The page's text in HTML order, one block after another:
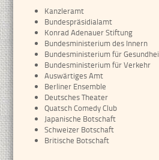
Kanzleramt
Bundespräsidialamt
Konrad Adenauer Stiftung
Bundesministerium des Innern
Bundesministerium für
Bundesministerium für Verkehr
Auswärtiges Amt
Berliner Ensemble
Deutsches Theater
Quatsch Comedy Club
Japanische Botschaft
Schweizer Botschaft
Britische Botschaft